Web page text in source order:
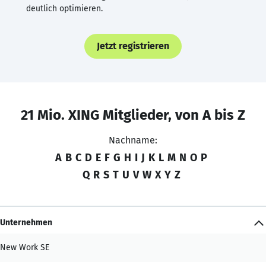
deutlich optimieren.
Jetzt registrieren
21 Mio. XING Mitglieder, von A bis Z
Nachname:
A B C D E F G H I J K L M N O P
Q R S T U V W X Y Z
Unternehmen
New Work SE